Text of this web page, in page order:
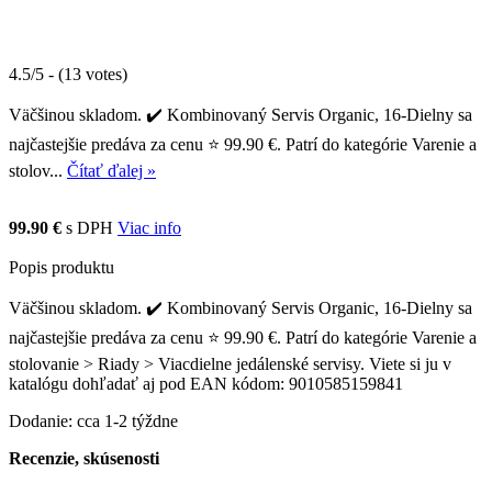
4.5/5 - (13 votes)
Väčšinou skladom. ✔️ Kombinovaný Servis Organic, 16-Dielny sa
najčastejšie predáva za cenu ⭐ 99.90 €. Patrí do kategórie Varenie a
stolov... Čítať ďalej »
99.90 € s DPH Viac info
Popis produktu
Väčšinou skladom. ✔️ Kombinovaný Servis Organic, 16-Dielny sa
najčastejšie predáva za cenu ⭐ 99.90 €. Patrí do kategórie Varenie a
stolovanie > Riady > Viacdielne jedálenské servisy. Viete si ju v
katalógu dohľadať aj pod EAN kódom: 9010585159841
Dodanie: cca 1-2 týždne
Recenzie, skúsenosti